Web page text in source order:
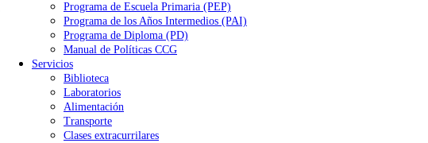
Programa de Escuela Primaria (PEP)
Programa de los Años Intermedios (PAI)
Programa de Diploma (PD)
Manual de Políticas CCG
Servicios
Biblioteca
Laboratorios
Alimentación
Transporte
Clases extracurrilares